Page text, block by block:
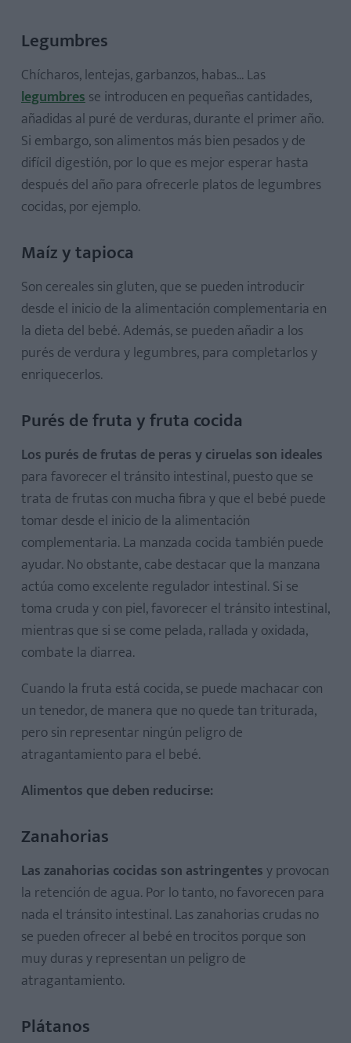
Legumbres
Chícharos, lentejas, garbanzos, habas... Las
legumbresse introducen en pequeñas cantidades,
añadidas al puré de verduras, durante el primer año.
Si embargo, son alimentos más bien pesados y de
difícil digestión, por lo que es mejor esperar hasta
después del año para ofrecerle platos de legumbres
cocidas, por ejemplo.
Maíz y tapioca
Son cereales sin gluten, que se pueden introducir
desde el inicio de la alimentación complementaria en
la dieta del bebé. Además, se pueden añadir a los
purés de verdura y legumbres, para completarlos y
enriquecerlos.
Purés de fruta y fruta cocida
Los purés de frutas de peras y ciruelas son ideales
para favorecer el tránsito intestinal, puesto que se
trata de frutas con mucha fibra y que el bebé puede
tomar desde el inicio de la alimentación
complementaria. La manzada cocida también puede
ayudar. No obstante, cabe destacar que la manzana
actúa como excelente regulador intestinal. Si se
toma cruda y con piel, favorecer el tránsito intestinal,
mientras que si se come pelada, rallada y oxidada,
combate la diarrea.
Cuando la fruta está cocida, se puede machacar con
un tenedor, de manera que no quede tan triturada,
pero sin representar ningún peligro de
atragantamiento para el bebé.
Alimentos que deben reducirse:
Zanahorias
Las zanahorias cocidas son astringentesy provocan
la retención de agua. Por lo tanto, no favorecen para
nada el tránsito intestinal. Las zanahorias crudas no
se pueden ofrecer al bebé en trocitos porque son
muy duras y representan un peligro de
atragantamiento.
Plátanos